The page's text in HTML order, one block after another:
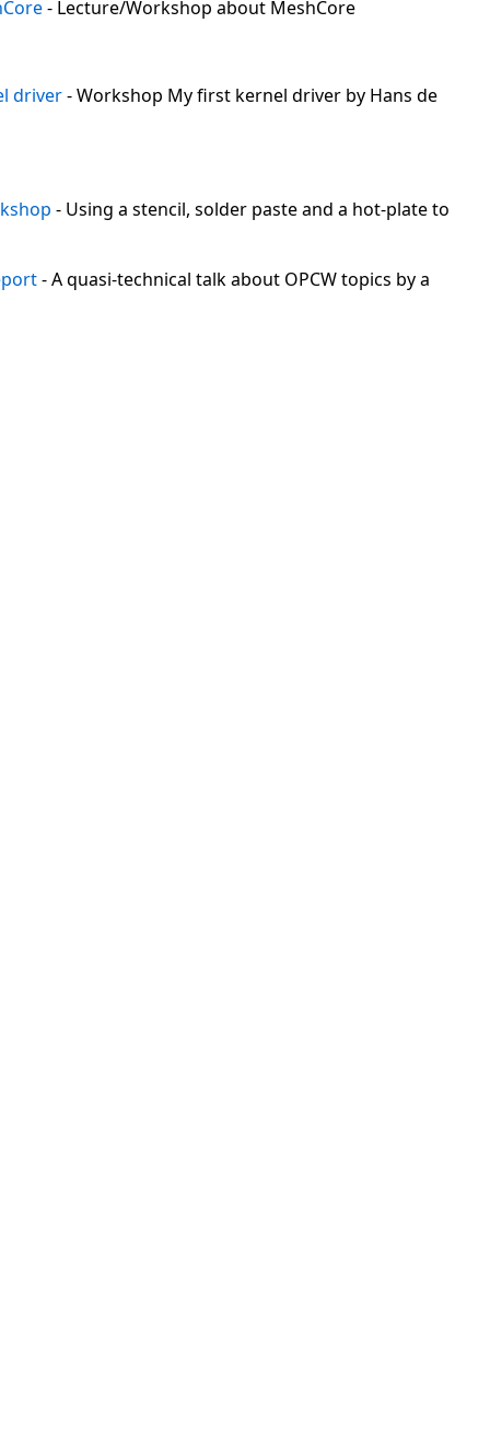
- Lecture/Workshop about MeshCore
driver- Workshop My first kernel driver by Hans de
- Using a stencil, solder paste and a hot-plate to
- A quasi-technical talk about OPCW topics by a